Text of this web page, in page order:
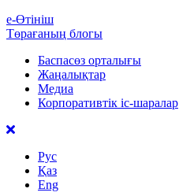
е-Өтініш
Төрағаның блогы
Баспасөз орталығы
Жаңалықтар
Медиа
Корпоративтік іс-шаралар
Рус
Қаз
Eng